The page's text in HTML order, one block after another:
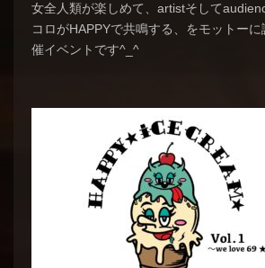
女全人類が楽しめて、artistそして
コロがHAPPYで共鳴する、をモットー
催イベントです^_^